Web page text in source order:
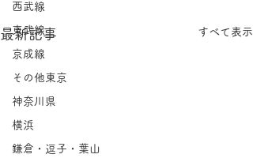
西武線
東武線
京成線
その他東京
神奈川県
横浜
鎌倉・逗子・葉山
最新記事 すべて表示